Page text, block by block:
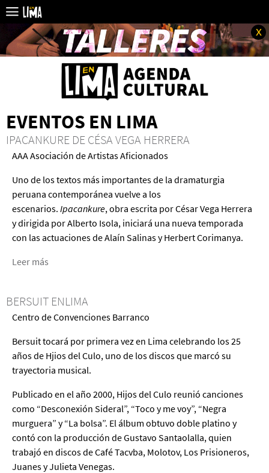
x
EVENTOS EN LIMA
IPACANKURE DE CÉSA VEGA HERRERA
AAA Asociación de Artistas Aficionados
Uno de los textos más importantes de la dramaturgia
peruana contemporánea vuelve a los
escenarios. Ipacankure, obra escrita por César Vega Herrera
y dirigida por Alberto Isola, iniciará una nueva temporada
con las actuaciones de Alaín Salinas y Herbert Corimanya.
Leer más
de
Césa
Herrera
BERSUIT ENLIMA
Centro de Convenciones Barranco
Bersuit tocará por primera vez en Lima celebrando los 25
años de Hjios del Culo, uno de los discos que marcó su
trayectoria musical.
Publicado en el año 2000, Hijos del Culo reunió canciones
como “Desconexión Sideral”, “Toco y me voy”, “Negra
murguera” y “La bolsa”. El álbum obtuvo doble platino y
contó con la producción de Gustavo Santaolalla, quien
trabajó en discos de Café Tacvba, Molotov, Los Prisioneros,
Juanes y Julieta Venegas.